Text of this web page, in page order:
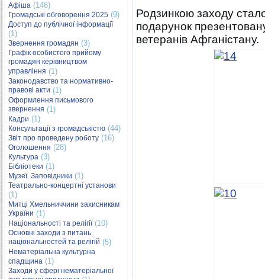
Афіша (146)
Громадські обговорення 2025 (9)
Доступ до публічної інформації
(1)
Звернення громадян (3)
Графік особистого прийому
громадян керівництвом
управління (1)
Законодавство та нормативно-
правові акти (1)
Оформлення письмового
звернення (1)
Кадри (1)
Консультації з громадськістю (44)
Звіт про проведену роботу (16)
Оголошення (28)
Культура (3)
Бібліотеки (1)
Музеї. Заповідники (1)
Театрально-концертні установи
(1)
Митці Хмельниччини захисникам
України (1)
Національності та релігії(10)
Основні заходи з питань
національностей та релігій (5)
Нематеріальна культурна
спадщина (1)
Заходи у сфері нематеріальної
Родзинкою заходу
подарунок
ветеранів Афганістану.